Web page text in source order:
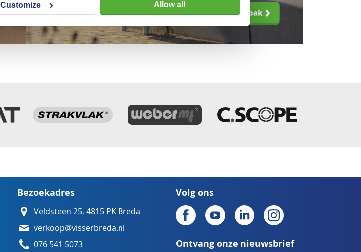
Customize Allow all
Bezoekadres
Veldsteen 25, 4815 PK Breda
verkoop@visserbreda.nl
076 541 5073
Volg ons
Ontvang onze nieuwsbrief